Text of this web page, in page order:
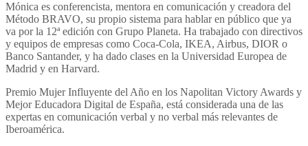
Mónica es conferencista, mentora en comunicación y creadora del
Método BRAVO, su propio sistema para hablar en público que ya
va por la 12ª edición con Grupo Planeta. Ha trabajado con directivos
y equipos de empresas como Coca-Cola, IKEA, Airbus, DIOR o
Banco Santander, y ha dado clases en la Universidad Europea de
Madrid y en Harvard.
Premio Mujer Influyente del Año en los Napolitan Victory Awards y
Mejor Educadora Digital de España, está considerada una de las
expertas en comunicación verbal y no verbal más relevantes de
Iberoamérica.